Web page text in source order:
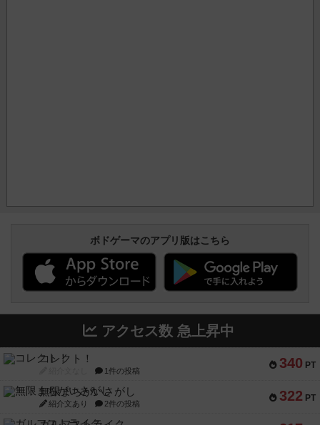
ボドゲーマのアプリ版はこちら
アクセス数 急上昇中
340 PT
コレクト！
1件の投稿
322 PT
無限まちがいさがし
紹介文あり 2件の投稿